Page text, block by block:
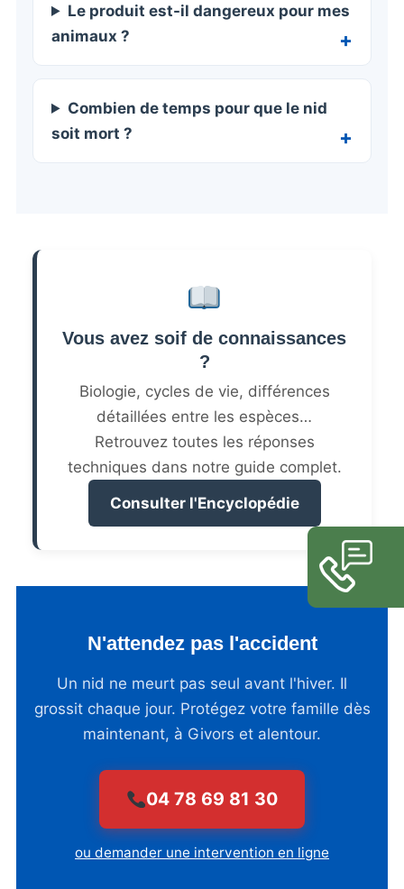
Le produit est-il dangereux pour mes
animaux ?
Combien de temps pour que le nid
soit mort ?
Vous avez soif de connaissances
?
Biologie, cycles de vie, différences
détaillées entre les espèces…
Retrouvez toutes les réponses
techniques dans notre guide complet.
Consulter l'Encyclopédie
N'attendez pas l'accident
Un nid ne meurt pas seul avant l'hiver. Il
grossit chaque jour. Protégez votre famille dès
maintenant, à Givors et alentour.
04 78 69 81 30
ou demander une intervention en ligne